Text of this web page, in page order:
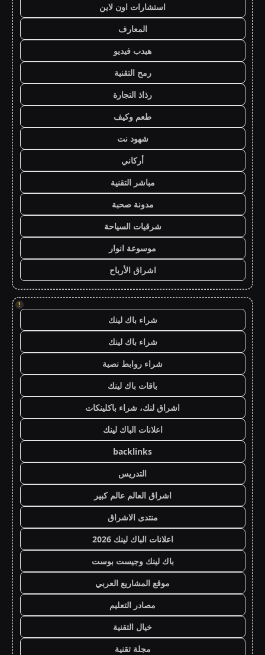
استشارات اون لاين
المعارف
هيدب فيديو
رمح التقنية
رذاذ التجارة
طعم وكيف
شهود نت
أركاني
مباشر التقنية
مدونة صحبة
شرقيات السياحة
موسوعة انوار
اشراق الأرباح
!
شراء باك لينك
شراء باك لينك
شراء روابط نصية
باقات باك لينك
اشراق لنك، شراء باكلينكات
اعلانات الباك لينك
backlinks
التدريس
اشراق العالم عالم كبير
منتدى الاشراق
اعلانات الباك لينك 2026
باك لينك وجيست بوست
موقع المشاريع العربي
مصادر التعليم
خيال التقنية
مجلة تقنية